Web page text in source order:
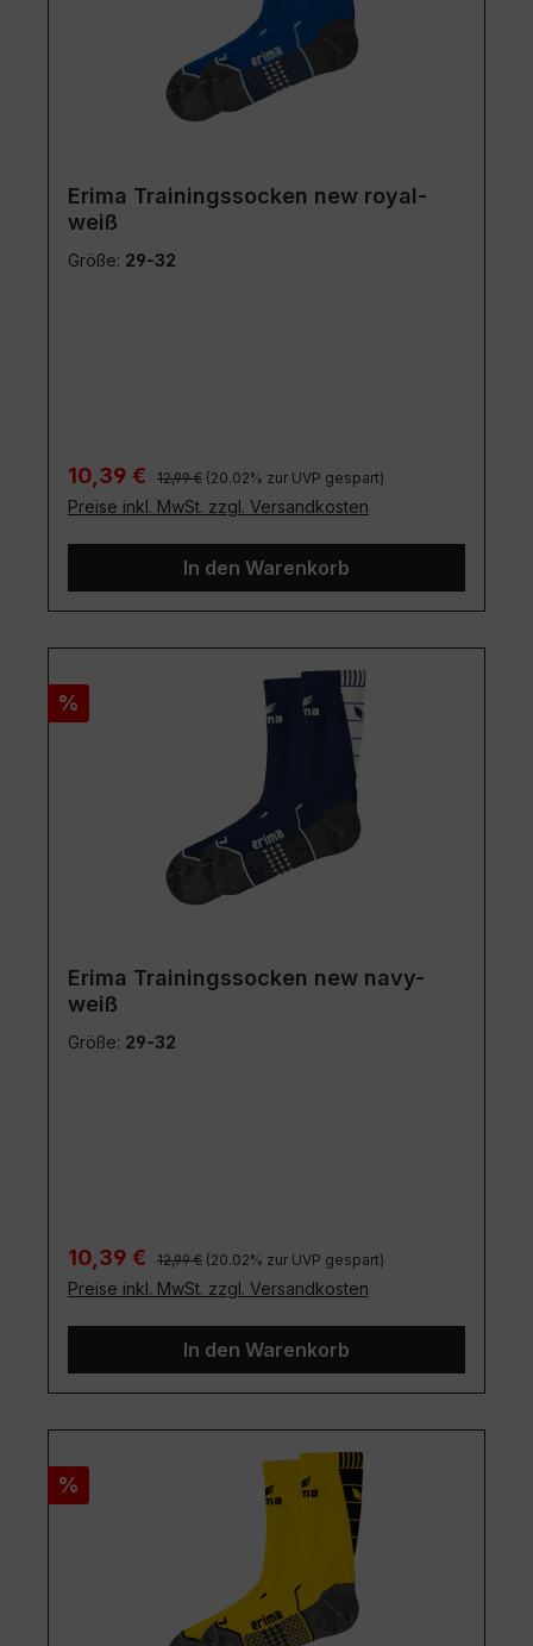
Erima Trainingssocken new royal-
weiß
Größe: 29-32
Verkaufspreis:
10,39 € Regulärer Preis:
12,99 € (20.02% zur UVP gespart)
Preise inkl. MwSt. zzgl. Versandkosten
In den Warenkorb
Rabatt
%
Erima Trainingssocken new navy-
weiß
Größe: 29-32
Verkaufspreis:
10,39 € Regulärer Preis:
12,99 € (20.02% zur UVP gespart)
Preise inkl. MwSt. zzgl. Versandkosten
In den Warenkorb
Rabatt
%